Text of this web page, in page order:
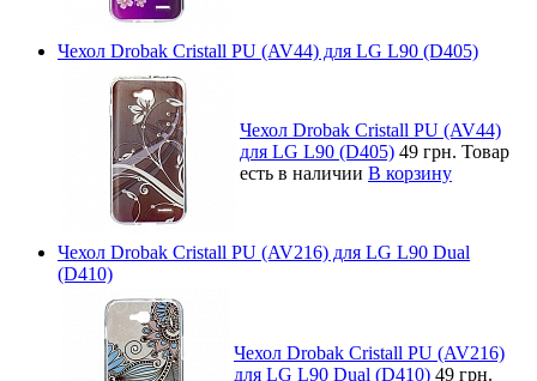
Чехол Drobak Cristall PU (AV44) для LG L90 (D405)
Чехол Drobak Cristall PU (AV44)
для LG L90 (D405) 49 грн. Товар
есть в наличии В корзину
Чехол Drobak Cristall PU (AV216) для LG L90 Dual
(D410)
Чехол Drobak Cristall PU (AV216)
для LG L90 Dual (D410) 49 грн.